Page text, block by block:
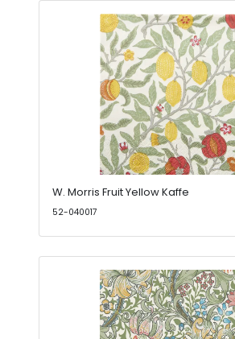
W. Morris Fruit Yellow Kaffe
52-040017